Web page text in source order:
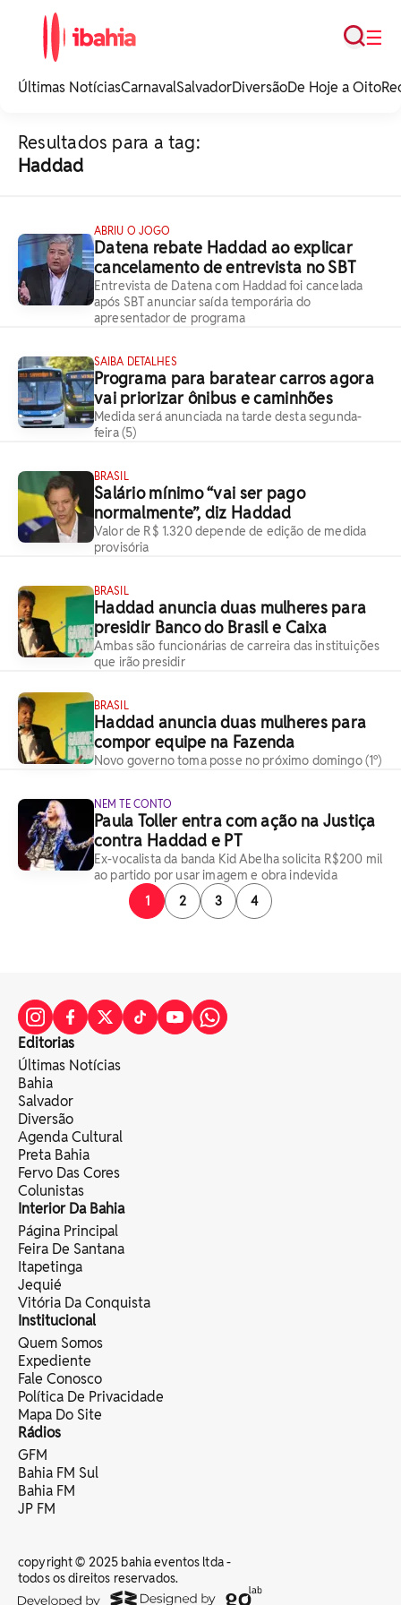
noticias e
☰
Busca
Últimas NotíciasCarnavalSalvadorDiversãoDe Hoje a Oito
Resultados para a tag:
Haddad
ABRIU O JOGO
Datena rebate Haddad ao explicar
cancelamento de entrevista no SBT
Entrevista de Datena com Haddad foi cancelada
após SBT anunciar saída temporária do
apresentador de programa
SAIBA DETALHES
Programa para baratear carros agora
vai priorizar ônibus e caminhões
Medida será anunciada na tarde desta segunda-
feira (5)
BRASIL
Salário mínimo “vai ser pago
normalmente”, diz Haddad
Valor de R$ 1.320 depende de edição de medida
provisória
BRASIL
Haddad anuncia duas mulheres para
presidir Banco do Brasil e Caixa
Ambas são funcionárias de carreira das instituições
que irão presidir
BRASIL
Haddad anuncia duas mulheres para
compor equipe na Fazenda
Novo governo toma posse no próximo domingo (1º)
NEM TE CONTO
Paula Toller entra com ação na Justiça
contra Haddad e PT
Ex-vocalista da banda Kid Abelha solicita R$200 mil
ao partido por usar imagem e obra indevida
1
2 3 4
Editorias
Últimas Notícias
Bahia
Salvador
Diversão
Agenda Cultural
Preta Bahia
Fervo Das Cores
Colunistas
Interior Da Bahia
Página Principal
Feira De Santana
Itapetinga
Jequié
Vitória Da Conquista
Institucional
Quem Somos
Expediente
Fale Conosco
Política De Privacidade
Mapa Do Site
Rádios
GFM
Bahia FM Sul
Bahia FM
JP FM
copyright © 2025 bahia eventos ltda -
todos os direitos reservados.